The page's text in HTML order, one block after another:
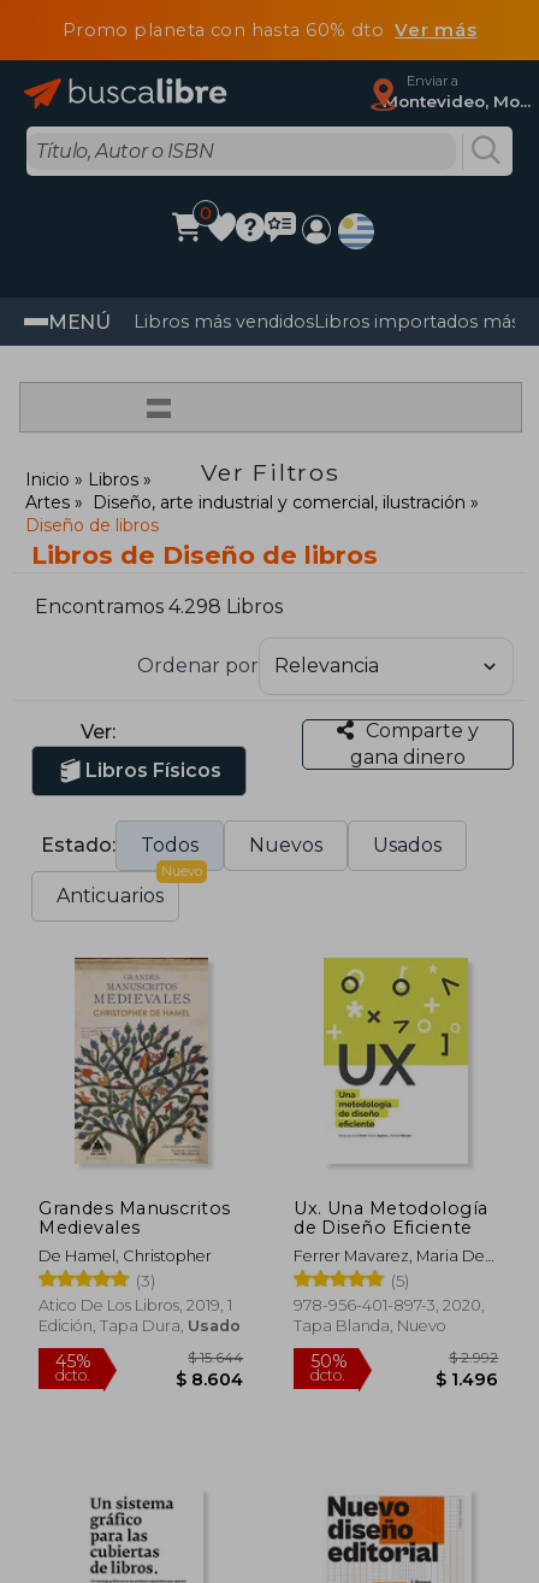
Promo planeta con hasta 60% dtoVer más
Enviar a
Montevideo, Montevideo
0
MENÚ Libros más vendidosLibros importados más
=
Ver Filtros
Inicio
Libros
Artes
Diseño, arte industrial y comercial, ilustración
Diseño de libros
Libros de Diseño de libros
Encontramos 4.298 Libros
Ordenar por
Ver:
Libros Físicos
Comparte y
gana dinero
Estado: Todos Nuevos Usados
Anticuarios
Nuevo
Grandes Manuscritos
Medievales
De Hamel, Christopher
(3)
Atico De Los Libros, 2019, 1
Edición, Tapa Dura, Usado
45%
dcto.
Ux. Una Metodología
de Diseño Eficiente
Ferrer Mavarez, Maria De
Los Angeles ; Aguirre
Villalobos, Erwin Robert ;
Mendez Sanchez, Ronald
Enrique
(5)
978-956-401-897-3, 2020,
Tapa Blanda, Nuevo
50%
dcto.